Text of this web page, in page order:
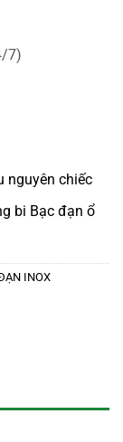
7)
nguyên chiếc
bi Bạc đạn ổ
INOX